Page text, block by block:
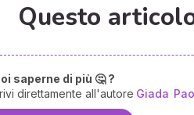
Questo
saperne di più 🤔 ?
direttamente all'autore Giada